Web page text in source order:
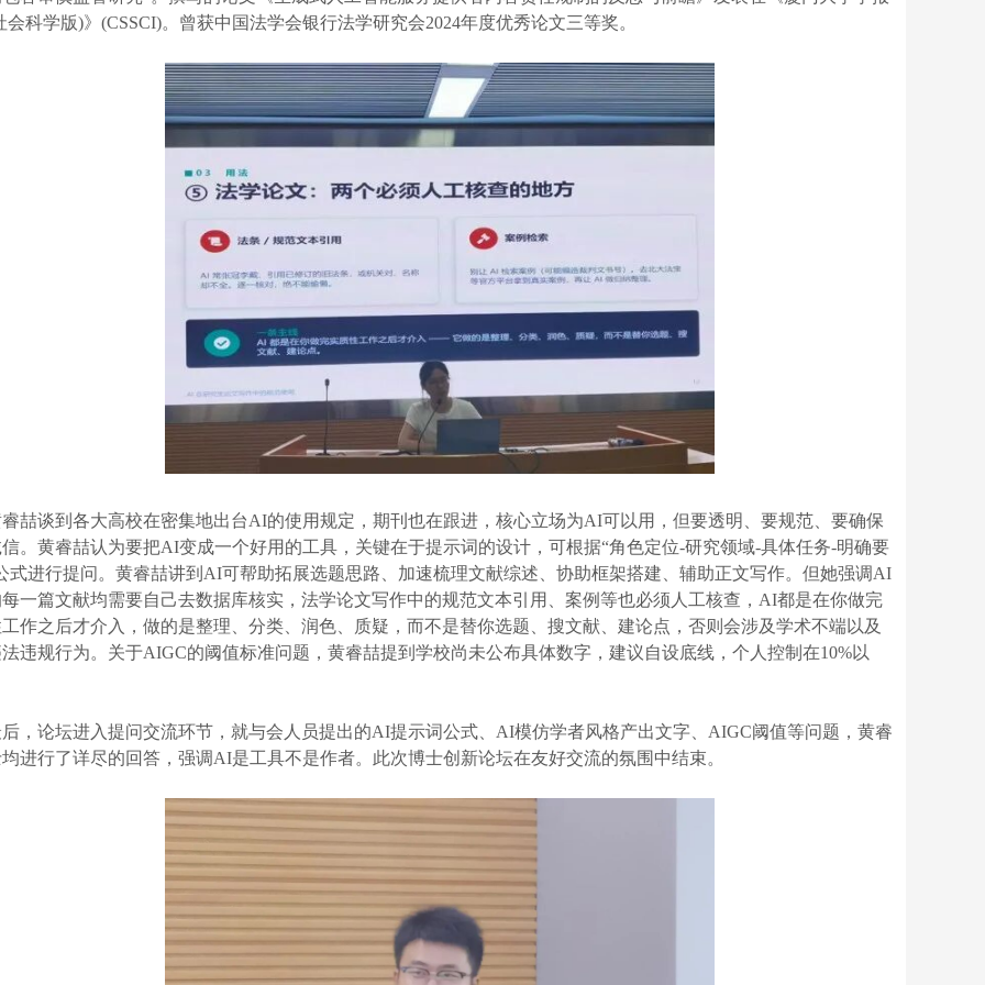
会科学版)》(CSSCI)。曾获中国法学会银行法学研究会2024年度优秀论文三等奖。
喆谈到各大高校在密集地出台AI的使用规定，期刊也在跟进，核心立场为AI可以用，但要透明、要规范、要确保
。黄睿喆认为要把AI变成一个好用的工具，关键在于提示词的设计，可根据“角色定位-研究领域-具体任务-明确要
式进行提问。黄睿喆讲到AI可帮助拓展选题思路、加速梳理文献综述、协助框架搭建、辅助正文写作。但她强调AI
一篇文献均需要自己去数据库核实，法学论文写作中的规范文本引用、案例等也必须人工核查，AI都是在你做完
作之后才介入，做的是整理、分类、润色、质疑，而不是替你选题、搜文献、建论点，否则会涉及学术不端以及
违规行为。关于AIGC的阈值标准问题，黄睿喆提到学校尚未公布具体数字，建议自设底线，个人控制在10%以
，论坛进入提问交流环节，就与会人员提出的AI提示词公式、AI模仿学者风格产出文字、AIGC阈值等问题，黄睿
进行了详尽的回答，强调AI是工具不是作者。此次博士创新论坛在友好交流的氛围中结束。